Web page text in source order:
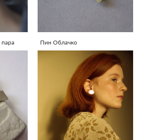
пара Пин Облачко